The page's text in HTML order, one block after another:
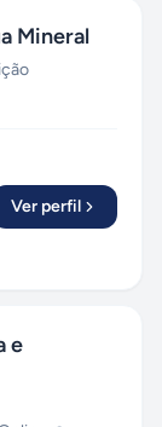
Mineral
Ver perfil
e